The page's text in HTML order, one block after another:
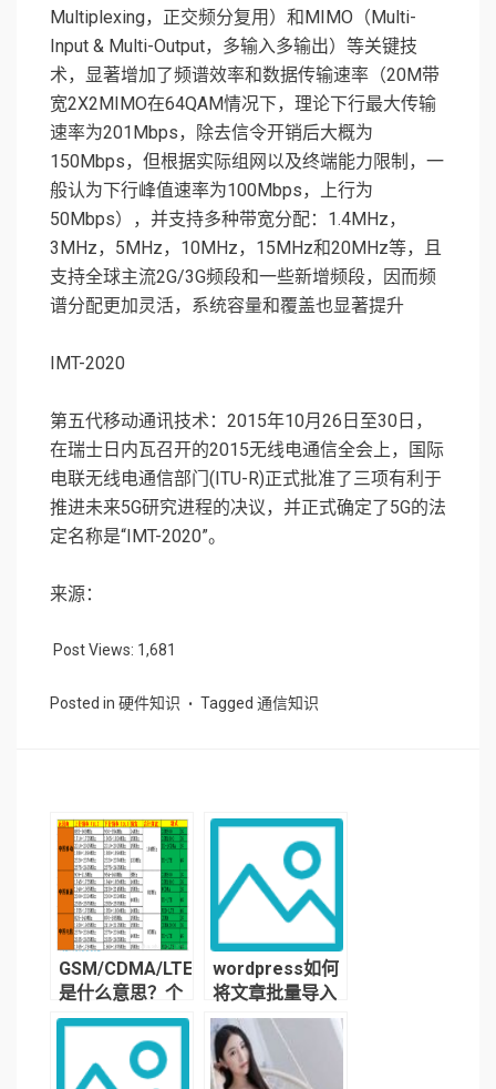
Multiplexing，正交频分复用）和MIMO（Multi-
Input & Multi-Output，多输入多输出）等关键技
术，显著增加了频谱效率和数据传输速率（20M带
宽2X2MIMO在64QAM情况下，理论下行最大传输
速率为201Mbps，除去信令开销后大概为
150Mbps，但根据实际组网以及终端能力限制，一
般认为下行峰值速率为100Mbps，上行为
50Mbps），并支持多种带宽分配：1.4MHz，
3MHz，5MHz，10MHz，15MHz和20MHz等，且
支持全球主流2G/3G频段和一些新增频段，因而频
谱分配更加灵活，系统容量和覆盖也显著提升
IMT-2020
第五代移动通讯技术：2015年10月26日至30日，
在瑞士日内瓦召开的2015无线电通信全会上，国际
电联无线电通信部门(ITU-R)正式批准了三项有利于
推进未来5G研究进程的决议，并正式确定了5G的法
定名称是“IMT-2020”。
来源：
Post Views: 1,681
Posted in 硬件知识 Tagged 通信知识
GSM/CDMA/LTE
是什么意思？个
运营商频率分配
是怎样的？
wordpress如何
将文章批量导入
数据库？